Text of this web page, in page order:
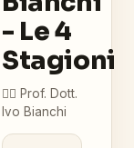
- Le 4
Stagioni
👨‍⚕️ Prof. Dott.
Ivo Bianchi